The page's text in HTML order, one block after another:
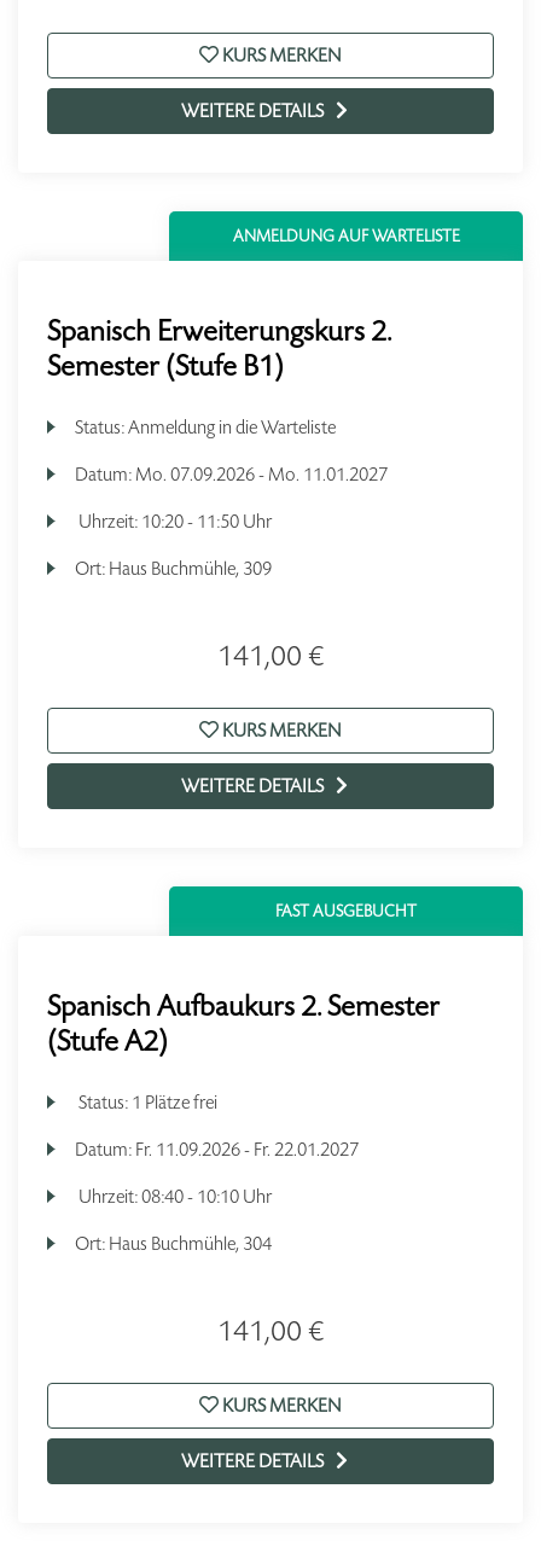
KURS MERKEN
WEITERE DETAILS
ANMELDUNG AUF WARTELISTE
Spanisch Erweiterungskurs 2.
Semester (Stufe B1)
Status:Anmeldung in die Warteliste
Datum: Mo. 07.09.2026 - Mo. 11.01.2027
Uhrzeit: 10:20 - 11:50 Uhr
Ort: Haus Buchmühle, 309
141,00 €
KURS MERKEN
WEITERE DETAILS
FAST AUSGEBUCHT
Spanisch Aufbaukurs 2. Semester
(Stufe A2)
Status: 1 Plätze frei
Datum: Fr. 11.09.2026 - Fr. 22.01.2027
Uhrzeit:08:40 - 10:10 Uhr
Ort: Haus Buchmühle, 304
141,00 €
KURS MERKEN
WEITERE DETAILS